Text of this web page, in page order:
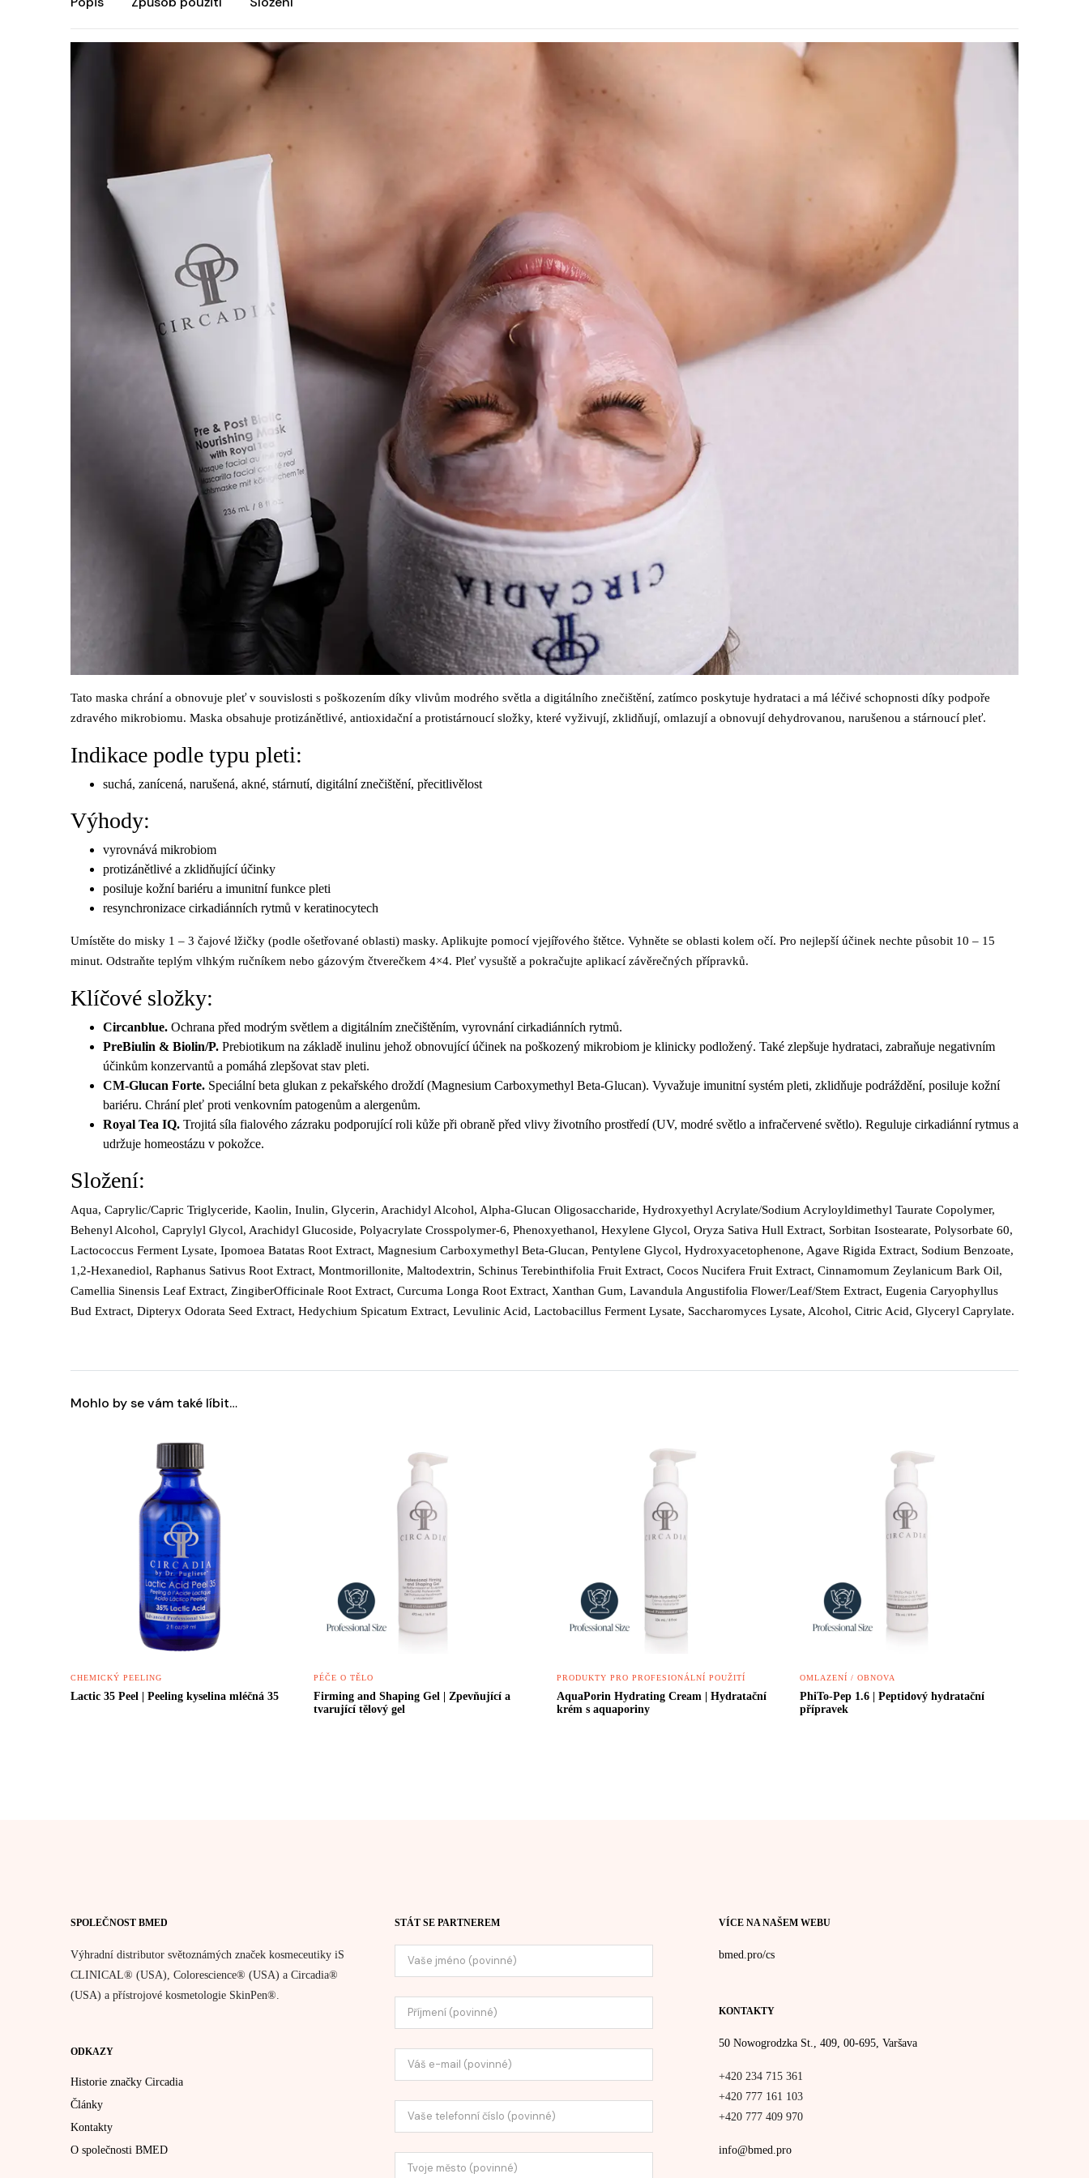
Tato maska chrání a obnovuje pleť v souvislosti s poškozením díky vlivům modrého světla a digitálního znečištění, zatímco poskytuje hydrataci a má léčivé schopnosti díky podpoře
zdravého mikrobiomu. Maska obsahuje protizánětlivé, antioxidační a protistárnoucí složky, které vyživují, zklidňují, omlazují a obnovují dehydrovanou, narušenou a stárnoucí pleť.
Indikace podle typu pleti:
suchá, zanícená, narušená, akné, stárnutí, digitální znečištění, přecitlivělost
Výhody:
vyrovnává mikrobiom
protizánětlivé a zklidňující účinky
posiluje kožní bariéru a imunitní funkce pleti
resynchronizace cirkadiánních rytmů v keratinocytech
Umístěte do misky 1 – 3 čajové lžičky (podle ošetřované oblasti) masky. Aplikujte pomocí vjejířového štětce. Vyhněte se oblasti kolem očí. Pro nejlepší účinek nechte působit 10 – 15
minut. Odstraňte teplým vlhkým ručníkem nebo gázovým čtverečkem 4×4. Pleť vysuště a pokračujte aplikací závěrečných přípravků.
Klíčové složky:
Circanblue. Ochrana před modrým světlem a digitálním znečištěním, vyrovnání cirkadiánních rytmů.
PreBiulin & Biolin/P. Prebiotikum na základě inulinu jehož obnovující účinek na poškozený mikrobiom je klinicky podložený. Také zlepšuje hydrataci, zabraňuje negativním
účinkům konzervantů a pomáhá zlepšovat stav pleti.
CM-Glucan Forte. Speciální beta glukan z pekařského droždí (Magnesium Carboxymethyl Beta-Glucan). Vyvažuje imunitní systém pleti, zklidňuje podráždění, posiluje kožní
bariéru. Chrání pleť proti venkovním patogenům a alergenům.
Royal Tea IQ. Trojitá síla fialového zázraku podporující roli kůže při obraně před vlivy životního prostředí (UV, modré světlo a infračervené světlo). Reguluje cirkadiánní rytmus a
udržuje homeostázu v pokožce.
Složení:
Aqua, Caprylic/Capric Triglyceride, Kaolin, Inulin, Glycerin, Arachidyl Alcohol, Alpha-Glucan Oligosaccharide, Hydroxyethyl Acrylate/Sodium Acryloyldimethyl Taurate Copolymer,
Behenyl Alcohol, Caprylyl Glycol, Arachidyl Glucoside, Polyacrylate Crosspolymer-6, Phenoxyethanol, Hexylene Glycol, Oryza Sativa Hull Extract, Sorbitan Isostearate, Polysorbate 60,
Lactococcus Ferment Lysate, Ipomoea Batatas Root Extract, Magnesium Carboxymethyl Beta-Glucan, Pentylene Glycol, Hydroxyacetophenone, Agave Rigida Extract, Sodium Benzoate,
1,2-Hexanediol, Raphanus Sativus Root Extract, Montmorillonite, Maltodextrin, Schinus Terebinthifolia Fruit Extract, Cocos Nucifera Fruit Extract, Cinnamomum Zeylanicum Bark Oil,
Camellia Sinensis Leaf Extract, ZingiberOfficinale Root Extract, Curcuma Longa Root Extract, Xanthan Gum, Lavandula Angustifolia Flower/Leaf/Stem Extract, Eugenia Caryophyllus
Bud Extract, Dipteryx Odorata Seed Extract, Hedychium Spicatum Extract, Levulinic Acid, Lactobacillus Ferment Lysate, Saccharomyces Lysate, Alcohol, Citric Acid, Glyceryl Caprylate.
Mohlo by se vám také líbit…
CHEMICKÝ PEELING
Lactic 35 Peel | Peeling kyselina mléčná 35
PÉČE O TĚLO
Firming and Shaping Gel | Zpevňující a
tvarující tělový gel
PRODUKTY PRO PROFESIONÁLNÍ POUŽITÍ
AquaPorin Hydrating Cream | Hydratační
krém s aquaporiny
OMLAZENÍ / OBNOVA
PhiTo-Pep 1.6 | Peptidový hydratační
přípravek
SPOLEČNOST BMED
Výhradní distributor světoznámých značek kosmeceutiky iS
CLINICAL® (USA), Colorescience® (USA) a Circadia®
(USA) a přístrojové kosmetologie SkinPen®.
ODKAZY
Historie značky Circadia
Články
Kontakty
O společnosti BMED
STÁT SE PARTNEREM VÍCE NA NAŠEM WEBU
bmed.pro/cs
KONTAKTY
50 Nowogrodzka St., 409, 00-695, Varšava
+420 234 715 361
+420 777 161 103
+420 777 409 970
info@bmed.pro